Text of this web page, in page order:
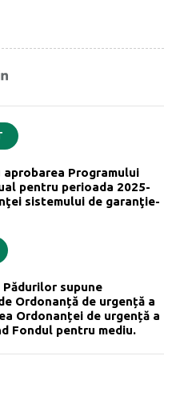
Programului
pentru perioada 2025-
sistemului de garanţie-
supune
Ordonanță de urgență a
Ordonanței de urgență a
Fondul pentru mediu.